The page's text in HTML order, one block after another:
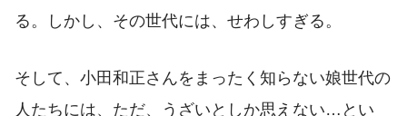
る。しかし、その世代には、せわしすぎる。
そして、小田和正さんをまったく知らない娘世代の
人たちには、ただ、うざいとしか思えない…とい